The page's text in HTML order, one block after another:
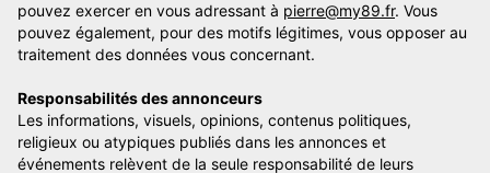
pouvez exercer en vous adressant à pierre@my89.fr. Vous
pouvez également, pour des motifs légitimes, vous opposer au
traitement des données vous concernant.
Responsabilités des annonceurs
Les informations, visuels, opinions, contenus politiques,
religieux ou atypiques publiés dans les annonces et
événements relèvent de la seule responsabilité de leurs